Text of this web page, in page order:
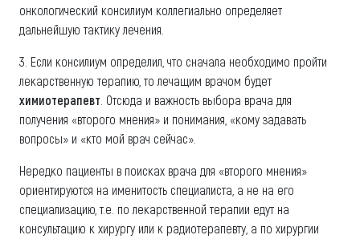
онкологический консилиум коллегиально определяет
дальнейшую тактику лечения.
3. Если консилиум определил, что сначала необходимо пройти
лекарственную терапию, то лечащим врачом будет
химиотерапевт . Отсюда и важность выбора врача для
получения «второго мнения» и понимания, «кому задавать
вопросы» и «кто мой врач сейчас».
Нередко пациенты в поисках врача для «второго мнения»
ориентируются на именитость специалиста, а не на его
специализацию, т.е. по лекарственной терапии едут на
консультацию к хирургу или к радиотерапевту, а по хирургии